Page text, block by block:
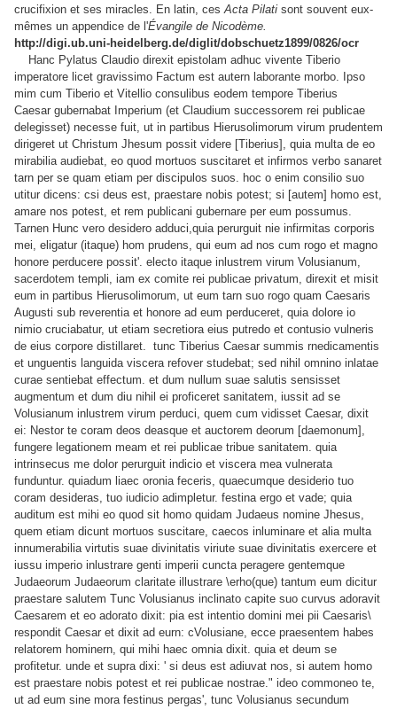
crucifixion et ses miracles. En latin, cesActa Pilati sont souvent eux-
mêmes un appendice de l'Évangile de Nicodème.
http://digi.ub.uni-heidelberg.de/diglit/dobschuetz1899/0826/ocr
Hanc Pylatus Claudio direxit epistolam adhuc vivente Tiberio
imperatore licet gravissimo Factum est autern laborante morbo. Ipso
mim cum Tiberio et Vitellio consulibus eodem tempore Tiberius
Caesar gubernabat Imperium (et Claudium successorem rei publicae
delegisset) necesse fuit, ut in partibus Hierusolimorum virum prudentem
dirigeret ut Christum Jhesum possit videre [Tiberius], quia multa de eo
mirabilia audiebat, eo quod mortuos suscitaret et infirmos verbo sanaret
tarn per se quam etiam per discipulos suos. hoc ο enim consilio suo
utitur dicens: csi deus est, praestare nobis potest; si [autem] homo est,
amare nos potest, et rem publicani gubernare per eum possumus.
Tarnen Hunc vero desidero adduci,quia perurguit nie infirmitas corporis
mei, eligatur (itaque) hom prudens, qui eum ad nos cum rogo et magno
honore perducere possit'. electo itaque inlustrem virum Volusianum,
sacerdotem templi, iam ex comite rei publicae privatum, direxit et misit
eum in partibus Hierusolimorum, ut eum tarn suo rogo quam Caesaris
Augusti sub reverentia et honore ad eum perduceret, quia dolore io
nimio cruciabatur, ut etiam secretiora eius putredo et contusio vulneris
de eius corpore distillaret. tunc Tiberius Caesar summis rnedicamentis
et unguentis languida viscera refover studebat; sed nihil omnino inlatae
curae sentiebat effectum. et dum nullum suae salutis sensisset
augmentum et dum diu nihil ei proficeret sanitatem, iussit ad se
Volusianum inlustrem virum perduci, quem cum vidisset Caesar, dixit
ei: Nestor te coram deos deasque et auctorem deorum [daemonum],
fungere legationem meam et rei publicae tribue sanitatem. quia
intrinsecus me dolor perurguit indicio et viscera mea vulnerata
funduntur. quiadum liaec oronia feceris, quaecumque desiderio tuo
coram desideras, tuo iudicio adimpletur. festina ergo et vade; quia
auditum est mihi eo quod sit homo quidam Judaeus nomine Jhesus,
quem etiam dicunt mortuos suscitare, caecos inluminare et alia multa
innumerabilia virtutis suae divinitatis viriute suae divinitatis exercere et
iussu imperio inlustrare genti imperii cuncta peragere gentemque
Judaeorum Judaeorum claritate illustrare \erho(que) tantum eum dicitur
praestare salutem Tunc Volusianus inclinato capite suo curvus adoravit
Caesarem et eo adorato dixit: pia est intentio domini mei pii Caesaris\
respondit Caesar et dixit ad eurn: cVolusiane, ecce praesentem habes
relatorem hominern, qui mihi haec omnia dixit. quia et deum se
profitetur. unde et supra dixi: ' si deus est adiuvat nos, si autem homo
est praestare nobis potest et rei publicae nostrae." ideo commoneo te,
ut ad eum sine mora festinus pergas', tunc Volusianus secundum